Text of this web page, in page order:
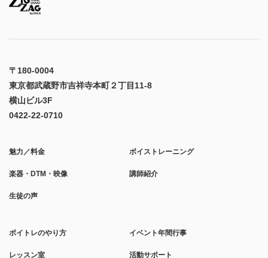
〒180-0004
東京都武蔵野市吉祥寺本町２丁目11-8
横山ビル3F
0422-22-0710
魅力／料金 ボイストレーニング
楽器・DTM・映像 講師紹介
生徒の声
ボイトレのやり方 イベント年間行事
レッスン室 活動サポート